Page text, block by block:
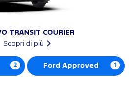
TRANSIT COURIER
Scopri di più
2 Ford Approved 1